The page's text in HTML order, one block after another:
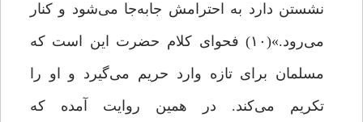
نشستن دارد به احترامش جابه‌جا می‌شود و کنار
می‌رود.»(۱۰) فحوای کلام حضرت این است که
مسلمان براى تازه وارد حریم می‌گیرد و او را
تکریم می‌کند. در همین روایت آمده که